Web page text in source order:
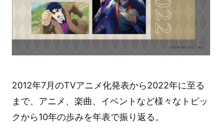
2012年7月のTVアニメ化発表から2022年に至る
まで、アニメ、楽曲、イベントなど様々なトピッ
クから10年の歩みを年表で振り返る。